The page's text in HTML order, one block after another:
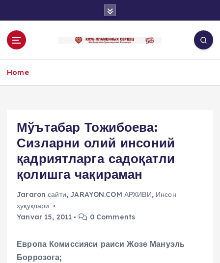
o
Home
Мўътабар Тожибоева:
Сизларни олий инсоний
қадриятларга садоқатли
қолишга чақираман
Jararon сайти,JARAYON.COM АРХИВИ, Инсон
ҳуқуқлари
Yanvar 15, 2011
0 Comments
Европа Комиссияси раиси Жозе Мануэль
Боррозога;